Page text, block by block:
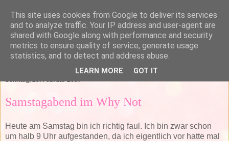
Sonntag, 25. Februar 2007
Samstagabend im Why Not
Heute am Samstag bin ich richtig faul. Ich bin zwar schon
um halb 9 Uhr aufgestanden, da ich eigentlich vor hatte mal
This site uses cookies from Google to deliver its services
and to analyze traffic. Your IP address and user-agent are
shared with Google along with performance and security
metrics to ensure quality of service, generate usage
statistics, and to detect and address abuse.
LEARN MORE GOT IT